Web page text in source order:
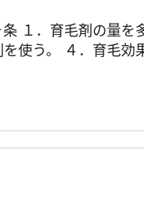
１．育毛剤の量
使う。 ４．育毛